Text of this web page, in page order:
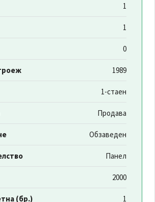
1
1
0
1989
1-стаен
Продава
Обзаведен
Панел
2000
(бр.) 1